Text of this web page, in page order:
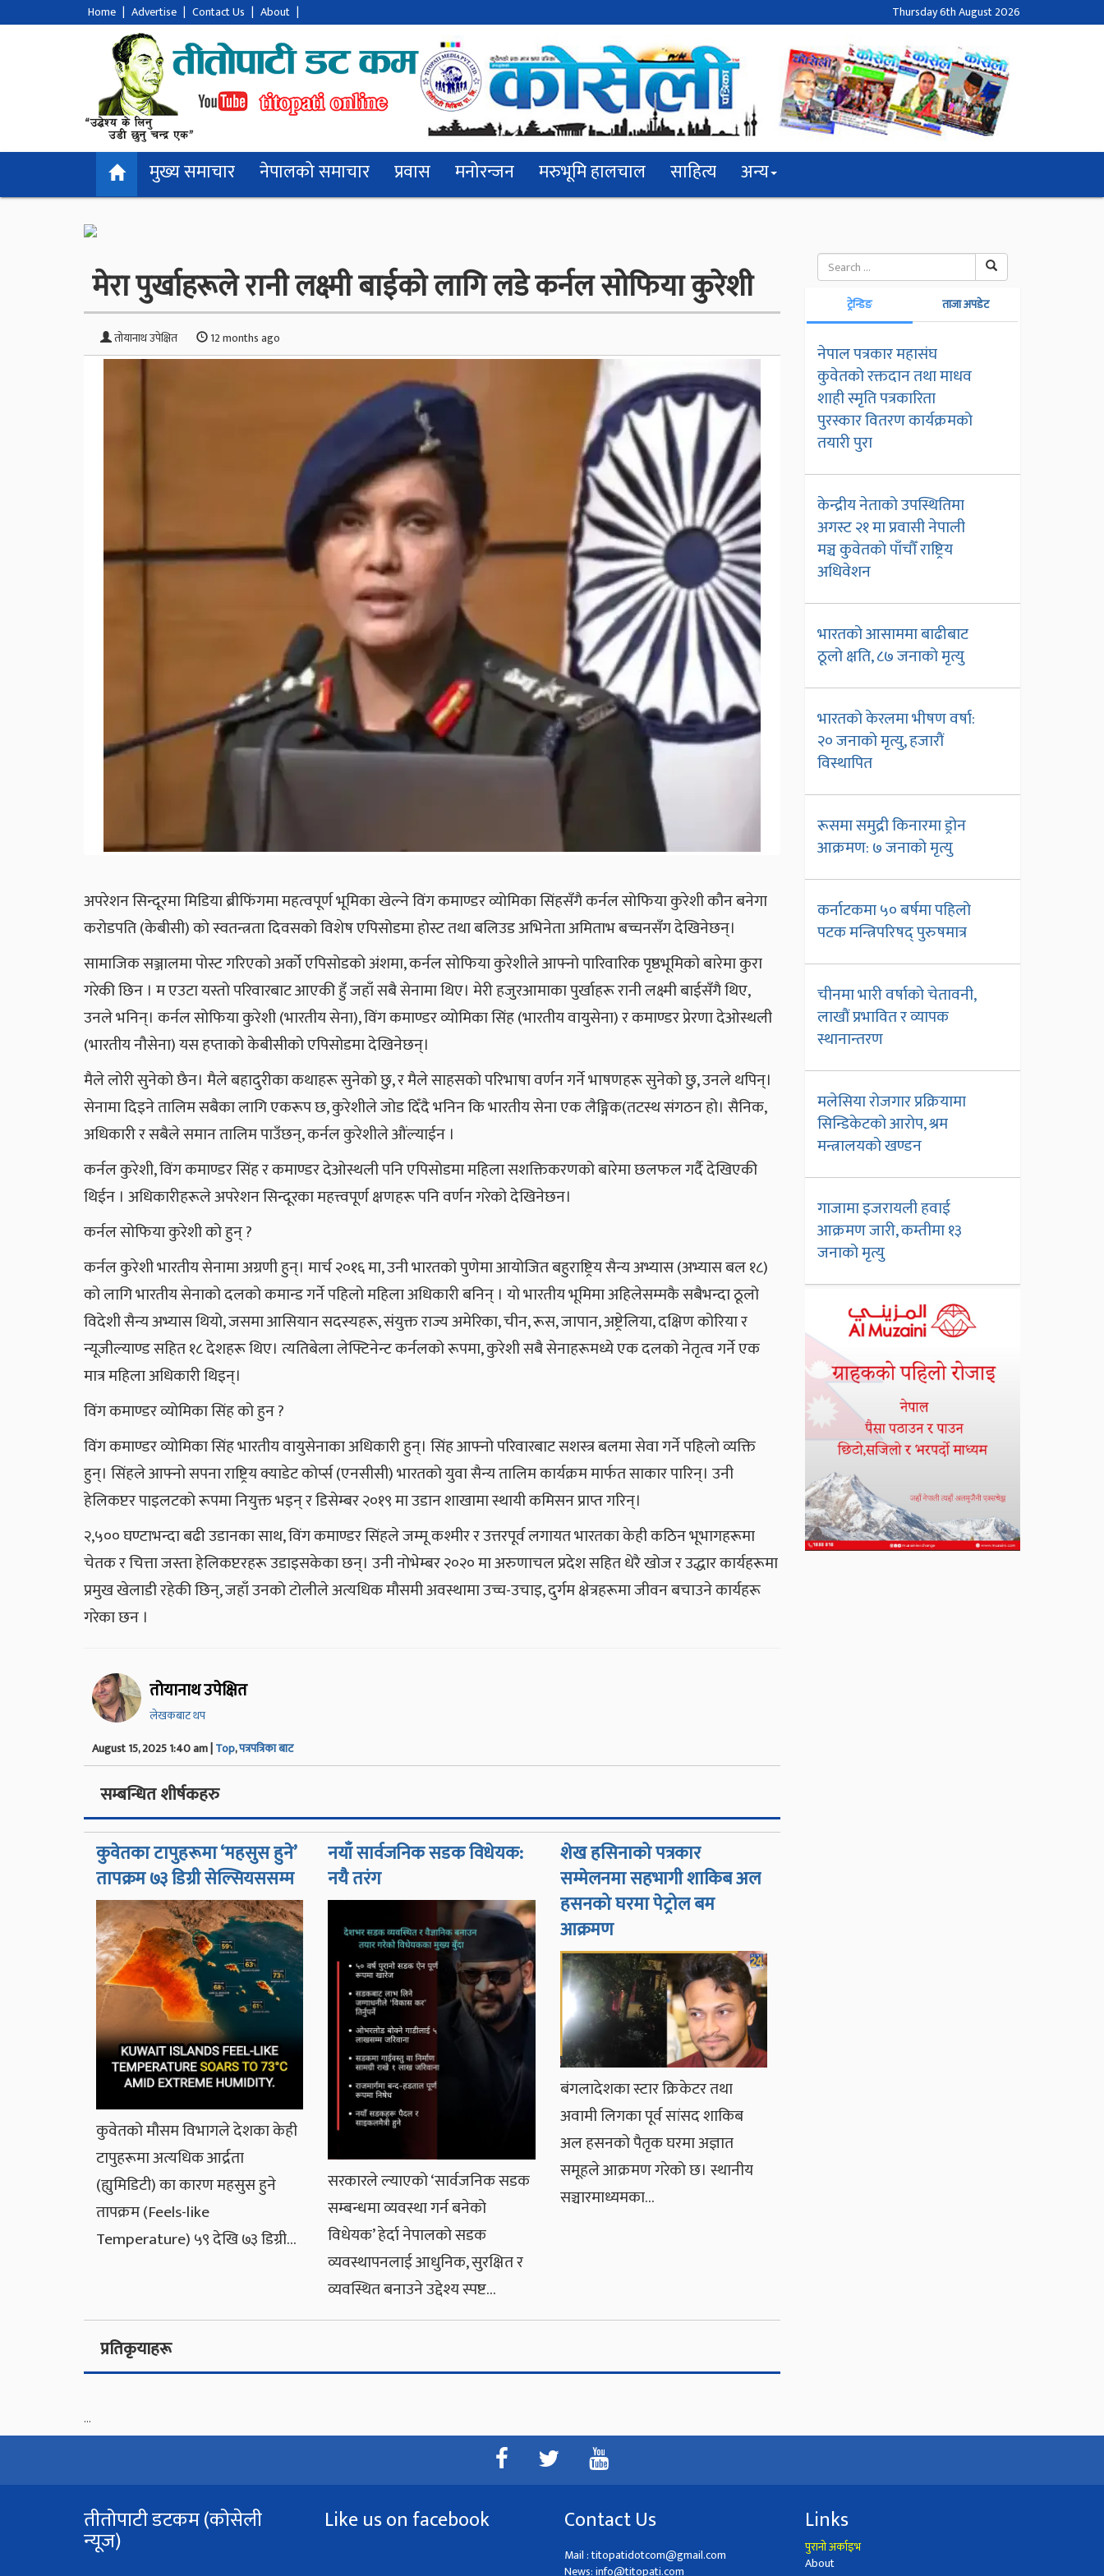
Thursday 6th August 2026
Home | Advertise | Contact Us | About |
मुख्य समाचार नेपालको समाचार प्रवास मनोरन्जन मरुभूमि हालचाल साहित्य अन्य
मेरा पुर्खाहरूले रानी लक्ष्मी बाईको लागि लडे कर्नल सोफिया कुरेशी
तोयानाथ उपेक्षित 12 months ago
अपरेशन सिन्दूरमा मिडिया ब्रीफिंगमा महत्वपूर्ण भूमिका खेल्ने विंग कमाण्डर व्योमिका सिंहसँगै कर्नल सोफिया कुरेशी कौन बनेगा
करोडपति (केबीसी) को स्वतन्त्रता दिवसको विशेष एपिसोडमा होस्ट तथा बलिउड अभिनेता अमिताभ बच्चनसँग देखिनेछन्।
सामाजिक सञ्जालमा पोस्ट गरिएको अर्को एपिसोडको अंशमा, कर्नल सोफिया कुरेशीले आफ्नो पारिवारिक पृष्ठभूमिको बारेमा कुरा
गरेकी छिन । म एउटा यस्तो परिवारबाट आएकी हुँ जहाँ सबै सेनामा थिए। मेरी हजुरआमाका पुर्खाहरू रानी लक्ष्मी बाईसँगै थिए,
उनले भनिन्। कर्नल सोफिया कुरेशी (भारतीय सेना), विंग कमाण्डर व्योमिका सिंह (भारतीय वायुसेना) र कमाण्डर प्रेरणा देओस्थली
(भारतीय नौसेना) यस हप्ताको केबीसीको एपिसोडमा देखिनेछन्।
मैले लोरी सुनेको छैन। मैले बहादुरीका कथाहरू सुनेको छु, र मैले साहसको परिभाषा वर्णन गर्ने भाषणहरू सुनेको छु, उनले थपिन्।
सेनामा दिइने तालिम सबैका लागि एकरूप छ, कुरेशीले जोड दिँदै भनिन कि भारतीय सेना एक लैङ्गिक(तटस्थ संगठन हो। सैनिक,
अधिकारी र सबैले समान तालिम पाउँछन्, कर्नल कुरेशीले औंल्याईन ।
कर्नल कुरेशी, विंग कमाण्डर सिंह र कमाण्डर देओस्थली पनि एपिसोडमा महिला सशक्तिकरणको बारेमा छलफल गर्दै देखिएकी
थिईन । अधिकारीहरूले अपरेशन सिन्दूरका महत्त्वपूर्ण क्षणहरू पनि वर्णन गरेको देखिनेछन।
कर्नल सोफिया कुरेशी को हुन् ?
कर्नल कुरेशी भारतीय सेनामा अग्रणी हुन्। मार्च २०१६ मा, उनी भारतको पुणेमा आयोजित बहुराष्ट्रिय सैन्य अभ्यास (अभ्यास बल १८)
को लागि भारतीय सेनाको दलको कमान्ड गर्ने पहिलो महिला अधिकारी बनिन् । यो भारतीय भूमिमा अहिलेसम्मकै सबैभन्दा ठूलो
विदेशी सैन्य अभ्यास थियो, जसमा आसियान सदस्यहरू, संयुक्त राज्य अमेरिका, चीन, रूस, जापान, अष्ट्रेलिया, दक्षिण कोरिया र
न्यूजील्याण्ड सहित १८ देशहरू थिए। त्यतिबेला लेफ्टिनेन्ट कर्नलको रूपमा, कुरेशी सबै सेनाहरूमध्ये एक दलको नेतृत्व गर्ने एक
मात्र महिला अधिकारी थिइन्।
विंग कमाण्डर व्योमिका सिंह को हुन ?
विंग कमाण्डर व्योमिका सिंह भारतीय वायुसेनाका अधिकारी हुन्। सिंह आफ्नो परिवारबाट सशस्त्र बलमा सेवा गर्ने पहिलो व्यक्ति
हुन्। सिंहले आफ्नो सपना राष्ट्रिय क्याडेट कोर्प्स (एनसीसी) भारतको युवा सैन्य तालिम कार्यक्रम मार्फत साकार पारिन्। उनी
हेलिकप्टर पाइलटको रूपमा नियुक्त भइन् र डिसेम्बर २०१९ मा उडान शाखामा स्थायी कमिसन प्राप्त गरिन्।
२,५०० घण्टाभन्दा बढी उडानका साथ, विंग कमाण्डर सिंहले जम्मू कश्मीर र उत्तरपूर्व लगायत भारतका केही कठिन भूभागहरूमा
चेतक र चित्ता जस्ता हेलिकप्टरहरू उडाइसकेका छन्। उनी नोभेम्बर २०२० मा अरुणाचल प्रदेश सहित धेरै खोज र उद्धार कार्यहरूमा
प्रमुख खेलाडी रहेकी छिन्, जहाँ उनको टोलीले अत्यधिक मौसमी अवस्थामा उच्च-उचाइ, दुर्गम क्षेत्रहरूमा जीवन बचाउने कार्यहरू
गरेका छन ।
तोयानाथ उपेक्षित
लेखकबाट थप
August 15, 2025 1:40 am |Top,पत्रपत्रिका बाट
सम्बन्धित शीर्षकहरु
कुवेतका टापुहरूमा ‘महसुस हुने’
तापक्रम ७३ डिग्री सेल्सियससम्म
कुवेतको मौसम विभागले देशका केही
टापुहरूमा अत्यधिक आर्द्रता
(ह्युमिडिटी) का कारण महसुस हुने
तापक्रम (Feels-like
Temperature) ५९ देखि ७३ डिग्री…
नयाँ सार्वजनिक सडक विधेयक:
नयै तरंग
सरकारले ल्याएको ‘सार्वजनिक सडक
सम्बन्धमा व्यवस्था गर्न बनेको
विधेयक’ हेर्दा नेपालको सडक
व्यवस्थापनलाई आधुनिक, सुरक्षित र
व्यवस्थित बनाउने उद्देश्य स्पष्ट…
शेख हसिनाको पत्रकार
सम्मेलनमा सहभागी शाकिब अल
हसनको घरमा पेट्रोल बम
आक्रमण
बंगलादेशका स्टार क्रिकेटर तथा
अवामी लिगका पूर्व सांसद शाकिब
अल हसनको पैतृक घरमा अज्ञात
समूहले आक्रमण गरेको छ। स्थानीय
सञ्चारमाध्यमका…
प्रतिकृयाहरू
...
ट्रेन्डिङ ताजा अपडेट
नेपाल पत्रकार महासंघ
कुवेतको रक्तदान तथा माधव
शाही स्मृति पत्रकारिता
पुरस्कार वितरण कार्यक्रमको
तयारी पुरा
केन्द्रीय नेताको उपस्थितिमा
अगस्ट २१ मा प्रवासी नेपाली
मञ्च कुवेतको पाँचौँ राष्ट्रिय
अधिवेशन
भारतको आसाममा बाढीबाट
ठूलो क्षति, ८७ जनाको मृत्यु
भारतको केरलमा भीषण वर्षा:
२० जनाको मृत्यु, हजारौं
विस्थापित
रूसमा समुद्री किनारमा ड्रोन
आक्रमण: ७ जनाको मृत्यु
कर्नाटकमा ५० बर्षमा पहिलो
पटक मन्त्रिपरिषद् पुरुषमात्र
चीनमा भारी वर्षाको चेतावनी,
लाखौं प्रभावित र व्यापक
स्थानान्तरण
मलेसिया रोजगार प्रक्रियामा
सिन्डिकेटको आरोप, श्रम
मन्त्रालयको खण्डन
गाजामा इजरायली हवाई
आक्रमण जारी, कम्तीमा १३
जनाको मृत्यु
तीतोपाटी डटकम (कोसेली
न्यूज)
Like us on facebook Contact Us
Mail :titopatidotcom@gmail.com
News:info@titopati.com
Links
पुरानो अर्काइभ
About